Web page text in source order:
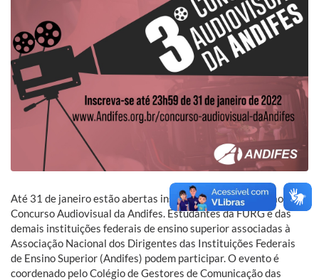
Até 31 de janeiro estão abertas inscrições para a 3ª edição do
Concurso Audiovisual da Andifes. Estudantes da FURG e das
demais instituições federais de ensino superior associadas à
Associação Nacional dos Dirigentes das Instituições Federais
de Ensino Superior (Andifes) podem participar. O evento é
coordenado pelo Colégio de Gestores de Comunicação das